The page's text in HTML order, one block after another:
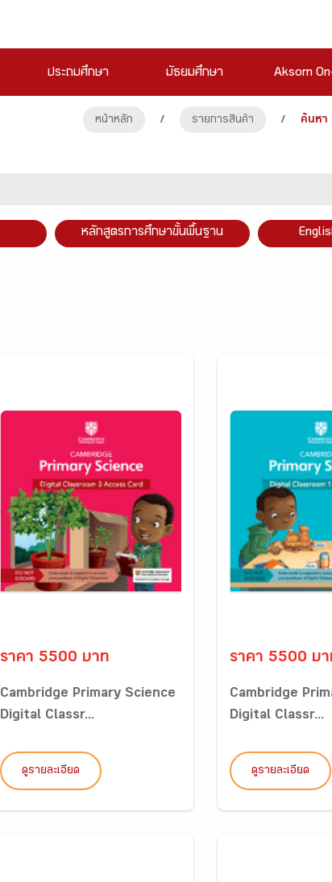
ประถมศึกษา มัธยมศึกษา Aksorn
หน้าหลัก / รายการสินค้า / ค้นหา
หลักสูตรการศึกษาขั้นพื้นฐาน
ราคา 5500 บาท
Cambridge Primary Science
Digital Classr...
ดูรายละเอียด
ราคา 5500 บา
Cambridge
Digital Classr...
ดูรายละเอียด